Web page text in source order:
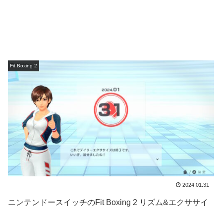
Fit Boxing 2
2024.01.31
ニンテンドースイッチのFit Boxing 2 リズム&エクササイ